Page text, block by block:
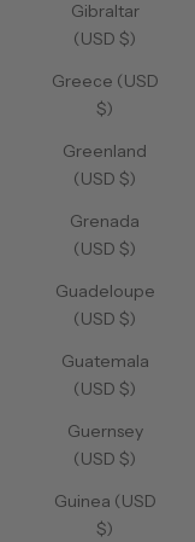
Gibraltar
(USD $)
Greece (USD
$)
Greenland
(USD $)
Grenada
(USD $)
Guadeloupe
(USD $)
Guatemala
(USD $)
Guernsey
(USD $)
Guinea (USD
$)